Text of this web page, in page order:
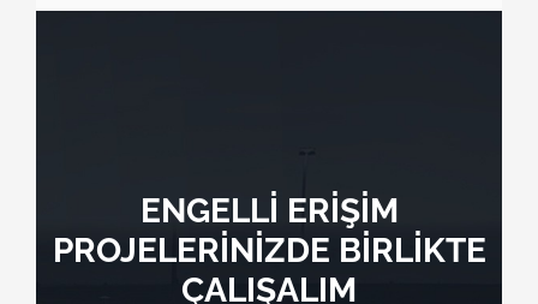
ENGELLİ ERİŞİM
PROJELERİNİZDE BİRLİKTE
ÇALIŞALIM